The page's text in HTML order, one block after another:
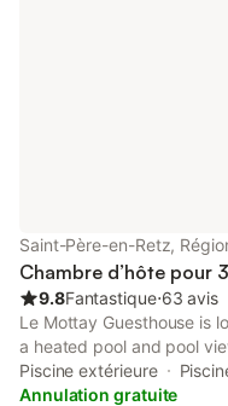
Saint-Père-en-Retz,
Chambre d’hôte pour
9.8Fantastique⋅63 avis
Le Mottay Guesthouse is
a heated pool and pool
bed and breakfast for the
Piscine extérieure
Annulation gratuite